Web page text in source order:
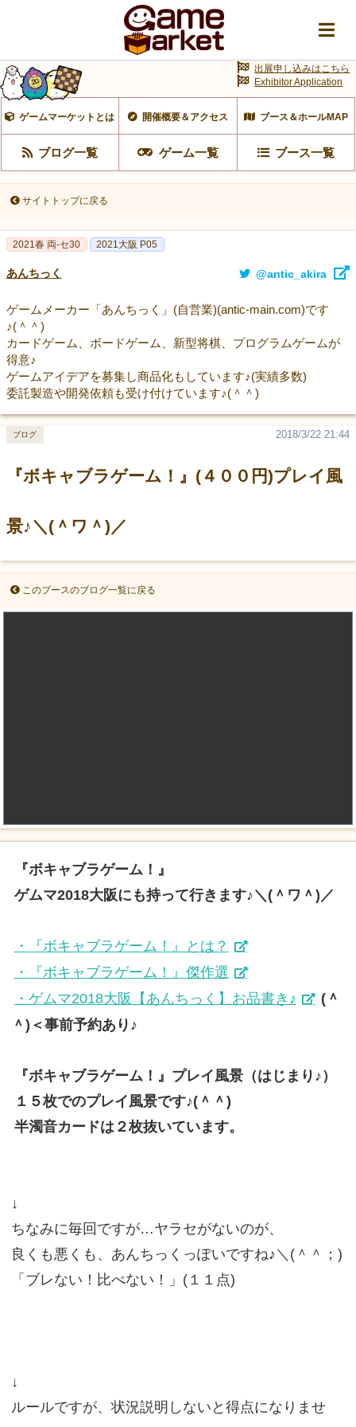
ゲームマーケットとは 開催概要＆アクセス ブース＆ホールMAP
ブログ一覧 ゲーム一覧 ブース一覧
出展申し込みはこちら
Exhibitor Application
サイトトップに戻る
2021春 両-セ30 2021大阪 P05
あんちっく @antic_akira
ゲームメーカー「あんちっく」(自営業)(antic-main.com)です
♪(＾＾)
カードゲーム、ボードゲーム、新型将棋、プログラムゲームが
得意♪
ゲームアイデアを募集し商品化もしています♪(実績多数)
委託製造や開発依頼も受け付けています♪(＾＾)
『ボキャブラゲーム！』(４００円)プレイ風
景♪＼(＾ワ＾)／
2018/3/22 21:44
ブログ
このブースのブログ一覧に戻る
『ボキャブラゲーム！』
ゲムマ2018大阪にも持って行きます♪＼(＾ワ＾)／
・『ボキャブラゲーム！』とは？
・『ボキャブラゲーム！』傑作選
・ゲムマ2018大阪【あんちっく】お品書き♪
(＾
＾)＜事前予約あり♪
『ボキャブラゲーム！』プレイ風景（はじまり♪）
１５枚でのプレイ風景です♪(＾＾)
半濁音カードは２枚抜いています。
↓
ちなみに毎回ですが…ヤラセがないのが、
良くも悪くも、あんちっくっぽいですね♪＼(＾＾；)
「ブレない！比べない！」(１１点)
↓
ルールですが、状況説明しないと得点になりませ